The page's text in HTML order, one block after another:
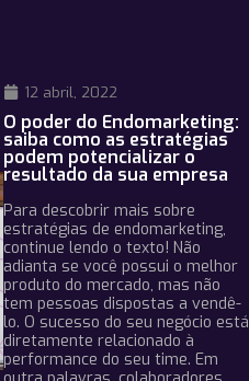
12 abril, 2022
O poder do Endomarketing:
saiba como as estratégias
podem potencializar o
resultado da sua empresa
Para descobrir mais sobre
estratégias de endomarketing,
continue lendo o texto! Não
adianta se você possui o melhor
produto do mercado, mas não
tem pessoas dispostas a vendê-
lo. O sucesso do seu negócio está
diretamente relacionado à
performance do seu time. Em